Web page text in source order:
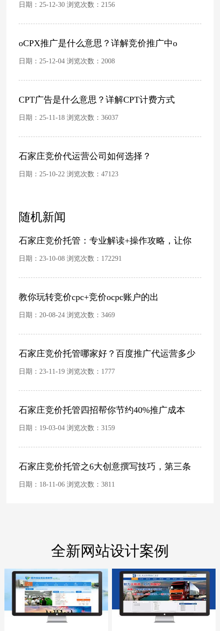
日期：25-12-30 浏览次数： 2156
oCPX推广是什么意思？详解竞价推广中o
日期：25-12-04 浏览次数： 2008
CPT广告是什么意思？详解CPT计费方式
日期：25-11-18 浏览次数：36037
石家庄竞价代运营公司如何选择？
日期：25-10-22 浏览次数：47123
随机新闻
石家庄竞价托管：专业解读+操作攻略，让你
日期：23-10-08 浏览次数： 172291
教你玩转竞价cpc+竞价ocpc账户的出
日期：20-08-24 浏览次数：3469
石家庄竞价托管哪家好？百度推广代运营多少
日期：23-11-19 浏览次数： 1777
石家庄竞价托管四招帮你节约40%推广成本
日期：19-03-04 浏览次数：3159
石家庄竞价托管之6大创意撰写技巧，第三条
日期：18-11-06 浏览次数：3811
全新网站设计案例